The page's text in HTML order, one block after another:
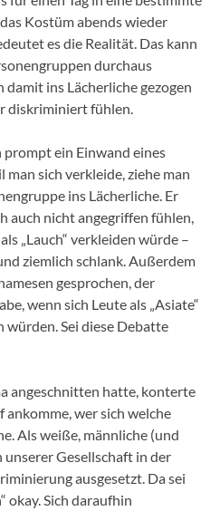
Kostüm abends wieder
es die Realität. Das kann
durchaus
damit ins Lächerliche gezogen
diskriminiert fühlen.
ein Einwand eines
man sich verkleide, ziehe man
ins Lächerliche. Er
auch nicht angegriffen fühlen,
„Lauch“ verkleiden würde –
ziemlich schlank. Außerdem
gesprochen, der
wenn sich Leute als „Asiate“
Sei diese Debatte
angeschnitten hatte, konterte
ankomme, wer sich welche
Als weiße, männliche (und
unserer Gesellschaft in der
ausgesetzt. Da sei
okay. Sich daraufhin